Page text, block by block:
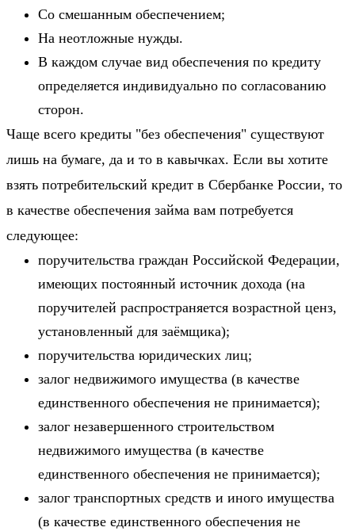
Со смешанным обеспечением;
На неотложные нужды.
В каждом случае вид обеспечения по кредиту
определяется индивидуально по согласованию
сторон.
Чаще всего кредиты "без обеспечения" существуют
лишь на бумаге, да и то в кавычках. Если вы хотите
взять потребительский кредит в Сбербанке России, то
в качестве обеспечения займа вам потребуется
следующее:
поручительства граждан Российской Федерации,
имеющих постоянный источник дохода (на
поручителей распространяется возрастной ценз,
установленный для заёмщика);
поручительства юридических лиц;
залог недвижимого имущества (в качестве
единственного обеспечения не принимается);
залог незавершенного строительством
недвижимого имущества (в качестве
единственного обеспечения не принимается);
залог транспортных средств и иного имущества
(в качестве единственного обеспечения не